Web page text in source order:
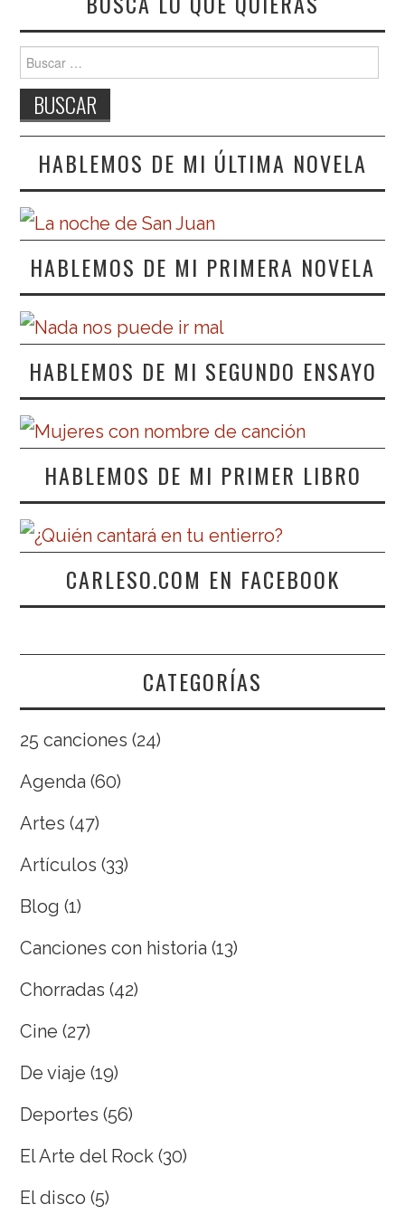
Buscar:
HABLEMOS DE MI ÚLTIMA NOVELA
HABLEMOS DE MI PRIMERA NOVELA
HABLEMOS DE MI SEGUNDO ENSAYO
HABLEMOS DE MI PRIMER LIBRO
CARLESO.COM EN FACEBOOK
CATEGORÍAS
25 canciones (24)
Agenda (60)
Artes (47)
Artículos (33)
Blog (1)
Canciones con historia (13)
Chorradas (42)
Cine (27)
De viaje (19)
Deportes (56)
El Arte del Rock (30)
El disco (5)